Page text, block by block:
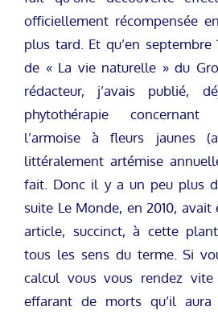
officiellement récompensée
plus tard. Et qu’en septembre
de « La vie naturelle » du
rédacteur, j’avais publié,
phytothérapie concernant
l’armoise à fleurs jaunes
littéralement artémise
fait. Donc il y a un peu plus
suite Le Monde, en 2010, avait
article, succinct, à cette
tous les sens du terme. Si
calcul vous vous rendez
effarant de morts qu’il